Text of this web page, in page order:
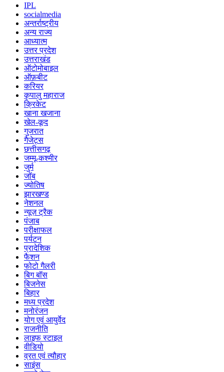
IPL
socialmedia
अन्तर्राष्ट्रीय
अन्य राज्य
आध्यात्म
उत्तर प्रदेश
उत्तराखंड
ऑटोमोबाइल
ऑफ़बीट
करियर
कृपालु महाराज
क्रिकेट
खाना खजाना
खेल-कूद
गुजरात
गैजेट्स
छत्तीसगढ़
जम्मू-कश्मीर
जुर्म
जॉब
ज्योतिष
झारखण्ड
नेशनल
न्यूज़ ट्रैक
पंजाब
परीक्षाफल
पर्यटन
प्रादेशिक
फैशन
फोटो गैलरी
बिग बॉस
बिजनेस
बिहार
मध्य प्रदेश
मनोरंजन
योग एवं आयुर्वेद
राजनीति
लाइफ स्टाइल
वीडियो
व्रत एवं त्यौहार
साइंस